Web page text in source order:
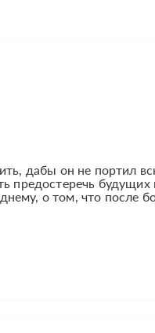
дабы он не портил
предостеречь будущих
о том, что после